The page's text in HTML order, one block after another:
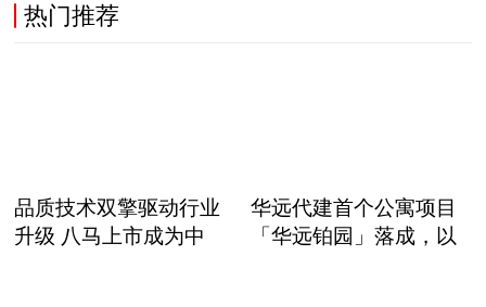
热门推荐
品质技术双擎驱动行业
升级 八马上市成为中
华远代建首个公寓项目
「华远铂园」落成，以